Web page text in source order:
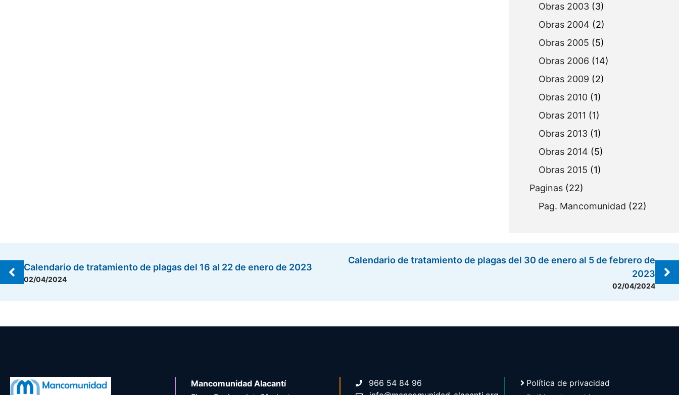
Obras 2003 (3)
Obras 2004 (2)
Obras 2005 (5)
Obras 2006 (14)
Obras 2009 (2)
Obras 2010 (1)
Obras 2011 (1)
Obras 2013 (1)
Obras 2014 (5)
Obras 2015 (1)
Paginas (22)
Pag. Mancomunidad (22)
Calendario de tratamiento de plagas del 16 al 22 de enero de 2023
02/04/2024
Calendario de tratamiento de plagas del 30 de enero al 5 de febrero de
2023
02/04/2024
Mancomunidad Alacantí
966 54 84 96
Política de privacidad